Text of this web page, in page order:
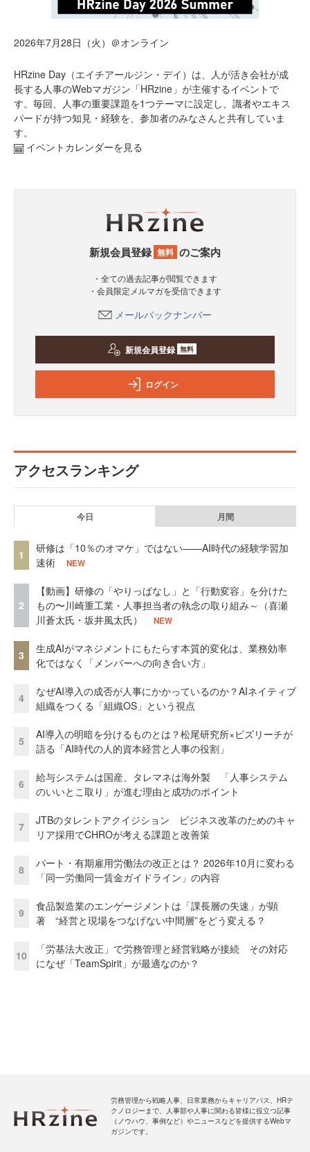
2026年7月28日（火）＠オンライン
HRzine Day（エイチアールジン・デイ）は、人が活き会社が成
長する人事のWebマガジン「HRzine」が主催するイベントで
す。毎回、人事の重要課題を1つテーマに設定し、識者やエキス
パードが持つ知見・経験を、参加者のみなさんと共有していま
す。
イベントカレンダーを見る
新規会員登録 無料 のご案内
・全ての過去記事が閲覧できます
・会員限定メルマガを受信できます
メールバックナンバー
新規会員登録 無料
ログイン
アクセスランキング
今日 月間
1
研修は「10％のオマケ」ではない——AI時代の経験学習加
速術
NEW
2
【動画】研修の「やりっぱなし」と「行動変容」を分けた
もの〜川崎重工業・人事担当者の執念の取り組み～（喜瀬
川蒼太氏・坂井風太氏）
NEW
3
生成AIがマネジメントにもたらす本質的変化は、業務効率
化ではなく「メンバーへの向き合い方」
4
なぜAI導入の成否が人事にかかっているのか？AIネイティブ
組織をつくる「組織OS」という視点
5
AI導入の明暗を分けるものとは？松尾研究所×ビズリーチが
語る「AI時代の人的資本経営と人事の役割」
6
給与システムは国産、タレマネは海外製 「人事システム
のいいとこ取り」が進む理由と成功のポイント
7
JTBのタレントアクイジション ビジネス改革のためのキャ
リア採用でCHROが考える課題と改善策
8
パート・有期雇用労働法の改正とは？ 2026年10月に変わる
「同一労働同一賃金ガイドライン」の内容
9
食品製造業のエンゲージメントは「課長層の失速」が顕
著 “経営と現場をつなげない中間層”をどう変える？
10
「労基法大改正」で労務管理と経営戦略が接続 その対応
になぜ「TeamSpirit」が最適なのか？
労務管理から戦略人事、日常業務からキャリアパス、HRテ
クノロジーまで、人事部や人事に関わる皆様に役立つ記事
（ノウハウ、事例など）やニュースなどを提供するWebマ
ガジンです。